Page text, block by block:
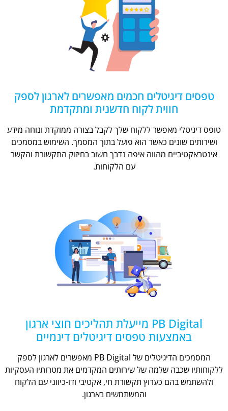
טפסים דיגיטלים חכמים מאפשרים לארגון לספק
חווית לקוח חדשנית ומתקדמת
טופס דיגיטלי מאפשר ללקוח שלך לקבל בצורה ממוקדת ונוחה מידע
ושירותים שונים כאשר הוא פועל בתוך המסמך. השימוש במסמכים
אינטראקטיביים מהווה איפה נדבך חשוב בחיזוק התקשורת והקשר
עם הלקוחות.
PB Digital מייעלת תהליכים חוצי ארגון
באמצעות טפסים דיגיטלים דינמיים
המסמכים הדיגיטלים של PB Digital מאפשרים לארגון לספק
ללקוחותיו שכבה שלמה של שירותים המקדמים את מטרותיו העסקיות
ולהשתמש בהם כערוץ תקשורת חי, אקטיבי ודו-כיווני עם הלקוח
והמשתמשים בארגון.